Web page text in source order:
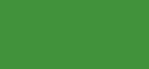
社オルタ All rights reserved.